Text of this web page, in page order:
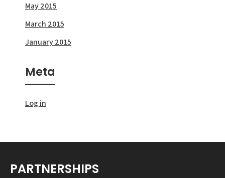
May 2015
March 2015
January 2015
Meta
Log in
PARTNERSHIPS